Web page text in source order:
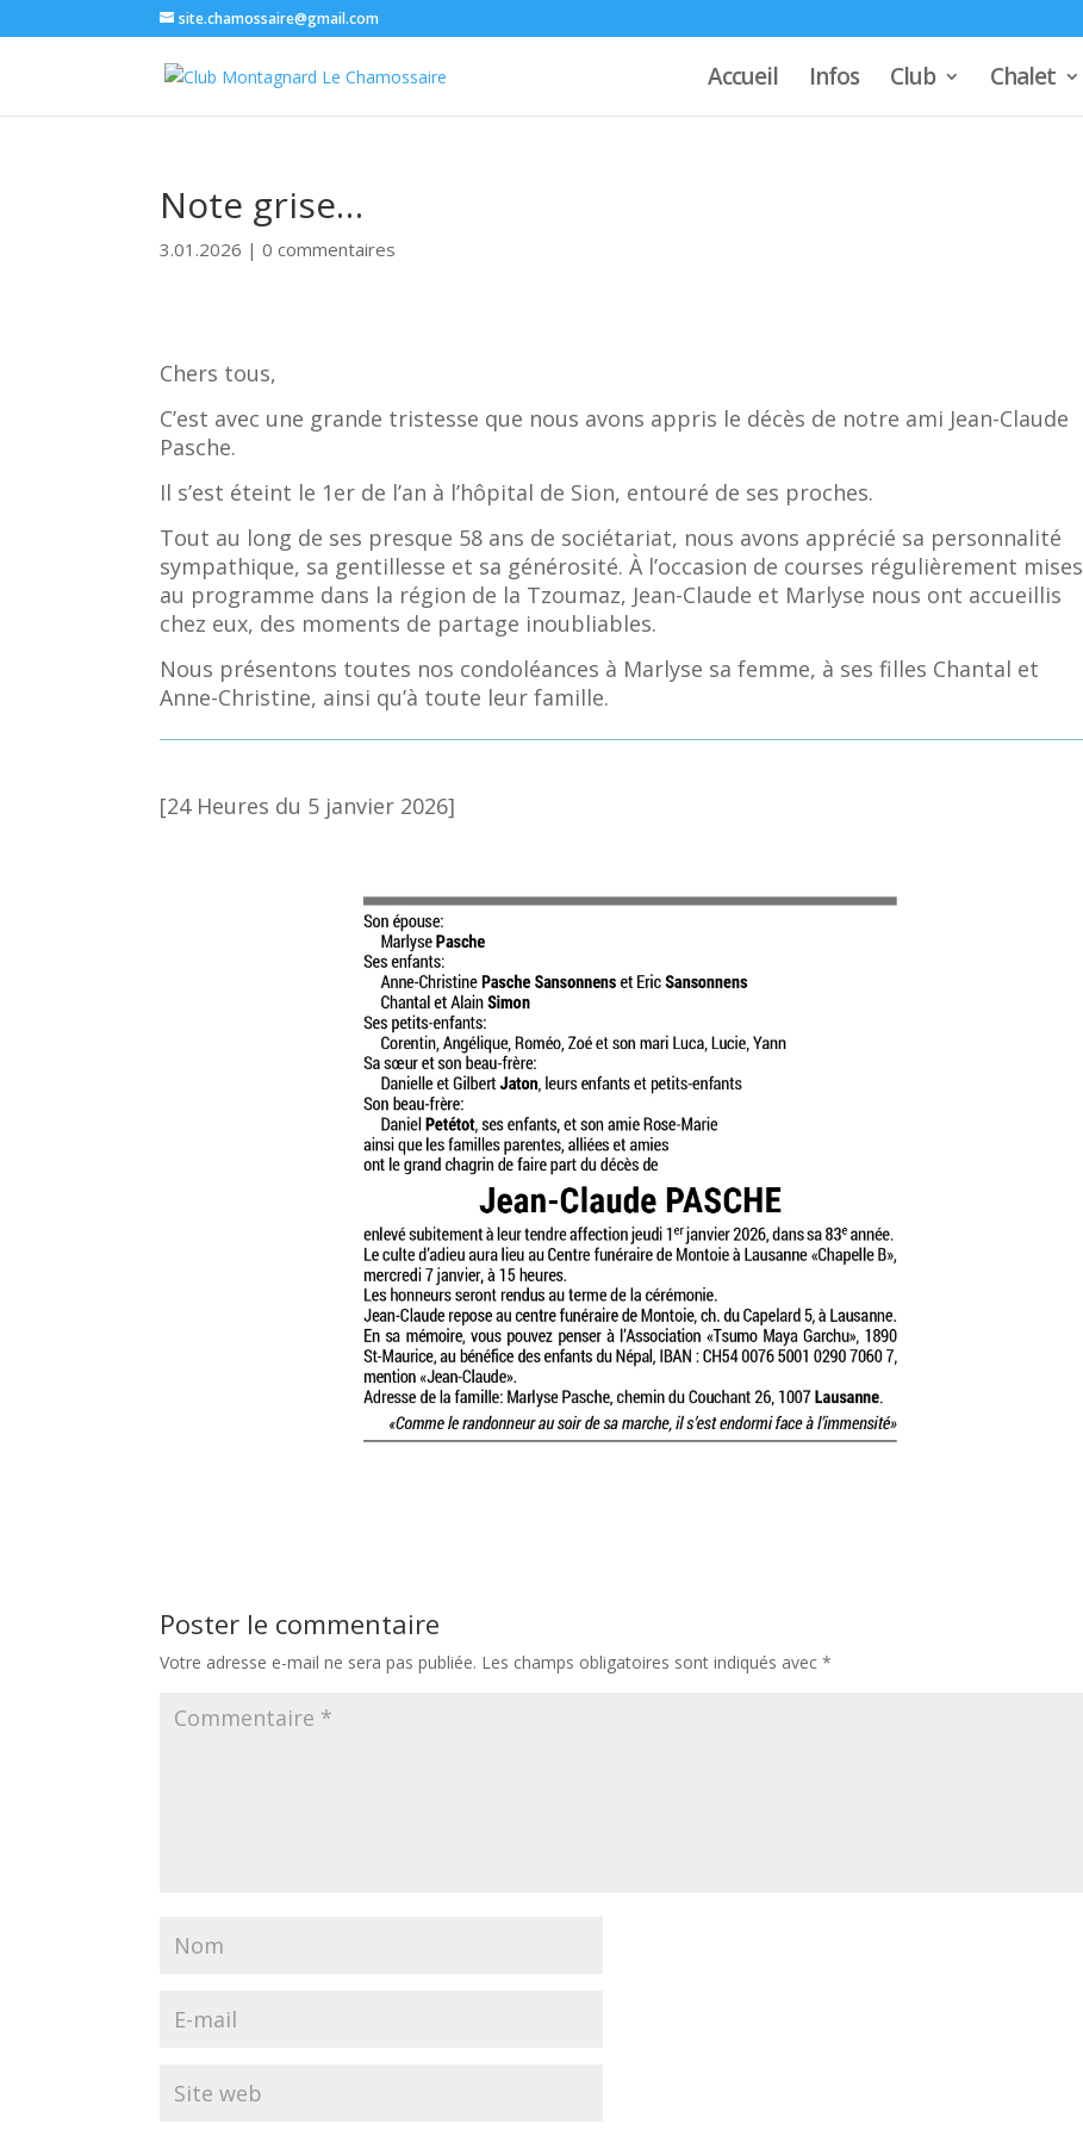
site.chamossaire@gmail.com
Accueil Infos Club Chalet
Note grise…
3.01.2026 |0 commentaires
Chers tous,
C’est avec une grande tristesse que nous avons appris le décès de notre ami Jean-Claude
Pasche.
Il s’est éteint le 1er de l’an à l’hôpital de Sion, entouré de ses proches.
Tout au long de ses presque 58 ans de sociétariat, nous avons apprécié sa personnalité
sympathique, sa gentillesse et sa générosité. À l’occasion de courses régulièrement mises
au programme dans la région de la Tzoumaz, Jean-Claude et Marlyse nous ont accueillis
chez eux, des moments de partage inoubliables.
Nous présentons toutes nos condoléances à Marlyse sa femme, à ses filles Chantal et
Anne-Christine, ainsi qu’à toute leur famille.
[24 Heures du 5 janvier 2026]
Poster le commentaire
Votre adresse e-mail ne sera pas publiée. Les champs obligatoires sont indiqués avec*